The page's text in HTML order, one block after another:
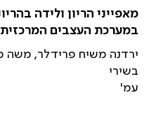
מאפייני הריון ולידה
במערכת העצבים המרכזית
ירדנה משיח פרידלר, משה
בשירי
עמ'